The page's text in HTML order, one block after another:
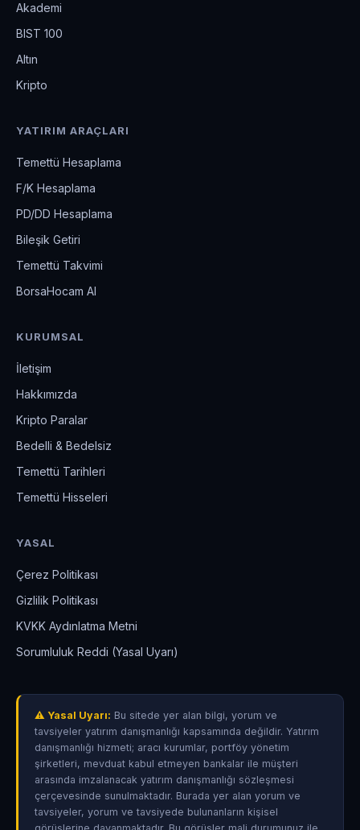
Akademi
BIST 100
Altın
Kripto
YATIRIM ARAÇLARI
Temettü Hesaplama
F/K Hesaplama
PD/DD Hesaplama
Bileşik Getiri
Temettü Takvimi
BorsaHocam AI
KURUMSAL
İletişim
Hakkımızda
Kripto Paralar
Bedelli & Bedelsiz
Temettü Tarihleri
Temettü Hisseleri
YASAL
Çerez Politikası
Gizlilik Politikası
KVKK Aydınlatma Metni
Sorumluluk Reddi (Yasal Uyarı)
⚠ Yasal Uyarı: Bu sitede yer alan bilgi, yorum ve
tavsiyeler yatırım danışmanlığı kapsamında değildir. Yatırım
danışmanlığı hizmeti; aracı kurumlar, portföy yönetim
şirketleri, mevduat kabul etmeyen bankalar ile müşteri
arasında imzalanacak yatırım danışmanlığı sözleşmesi
çerçevesinde sunulmaktadır. Burada yer alan yorum ve
tavsiyeler, yorum ve tavsiyede bulunanların kişisel